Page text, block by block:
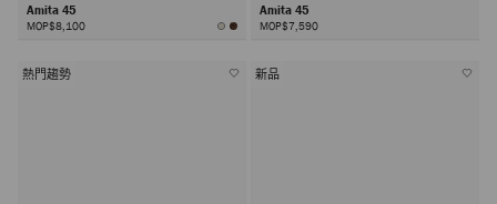
Amita 45
MOP$8,100
Amita 45
MOP$7,590
熱門趨勢 新品